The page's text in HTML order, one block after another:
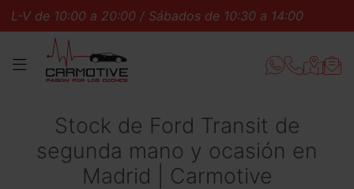
a 20:00 / Sábados de 10:30 a 14:00 L-V de 10:00
MENÚ
Stock de Ford Transit de
segunda mano y ocasión en
Madrid | Carmotive